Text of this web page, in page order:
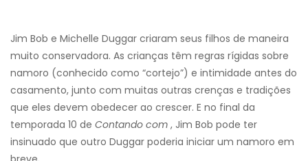
Jim Bob e Michelle Duggar criaram seus filhos de maneira
muito conservadora. As crianças têm regras rígidas sobre
namoro (conhecido como “cortejo”) e intimidade antes do
casamento, junto com muitas outras crenças e tradições
que eles devem obedecer ao crescer. E no final da
temporada 10 de Contando com , Jim Bob pode ter
insinuado que outro Duggar poderia iniciar um namoro em